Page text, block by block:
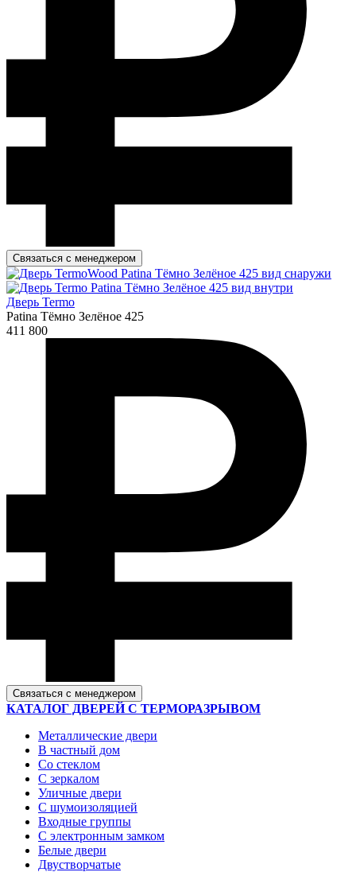
Связаться с менеджером
Дверь Termo
Patina Тёмно Зелёное 425
411 800
Связаться с менеджером
КАТАЛОГ ДВЕРЕЙ С ТЕРМОРАЗРЫВОМ
Металлические двери
В частный дом
Со стеклом
С зеркалом
Уличные двери
С шумоизоляцией
Входные группы
С электронным замком
Белые двери
Двустворчатые